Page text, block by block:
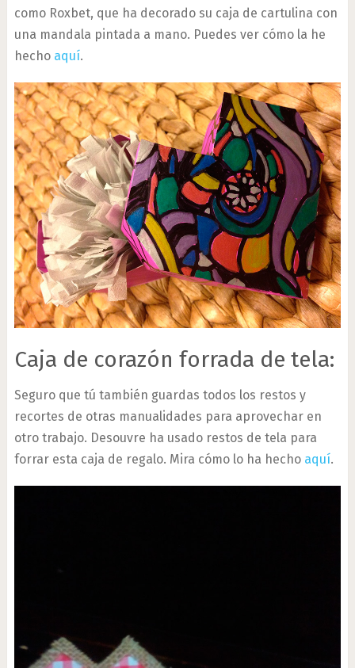
como Roxbet, que ha decorado su caja de cartulina con
una mandala pintada a mano. Puedes ver cómo la he
hecho aquí.
Caja de corazón forrada de tela:
Seguro que tú también guardas todos los restos y
recortes de otras manualidades para aprovechar en
otro trabajo. Desouvre ha usado restos de tela para
forrar esta caja de regalo. Mira cómo lo ha hecho aquí.